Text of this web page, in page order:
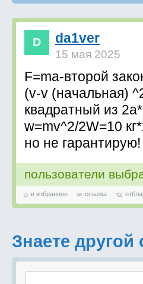
da1ver
15 мая 2025
F=ma-второй
(v-v (начальная)
квадратный из
w=mv^2/2W=10
но не гарантирую!
пользователи
в избранное ссылка
Знаете другой